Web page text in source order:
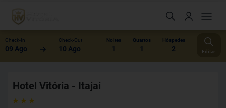
Check-In
09 Ago
Check-Out
10 Ago
Noites
1
Quartos
1
Hóspedes
2 Editar
Hotel Vitória - Itajai